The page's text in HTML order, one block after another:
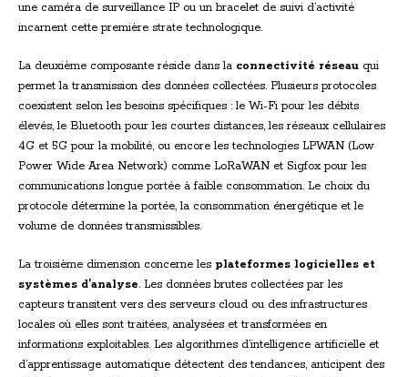
une caméra de surveillance IP ou un bracelet de suivi d’activité
incarnent cette première strate technologique.
La deuxième composante réside dans la connectivité réseau qui
permet la transmission des données collectées. Plusieurs protocoles
coexistent selon les besoins spécifiques : le Wi-Fi pour les débits
élevés, le Bluetooth pour les courtes distances, les réseaux cellulaires
4G et 5G pour la mobilité, ou encore les technologies LPWAN (Low
Power Wide Area Network) comme LoRaWAN et Sigfox pour les
communications longue portée à faible consommation. Le choix du
protocole détermine la portée, la consommation énergétique et le
volume de données transmissibles.
La troisième dimension concerne les plateformes logicielles et
systèmes d’analyse. Les données brutes collectées par les
capteurs transitent vers des serveurs cloud ou des infrastructures
locales où elles sont traitées, analysées et transformées en
informations exploitables. Les algorithmes d’intelligence artificielle et
d’apprentissage automatique détectent des tendances, anticipent des